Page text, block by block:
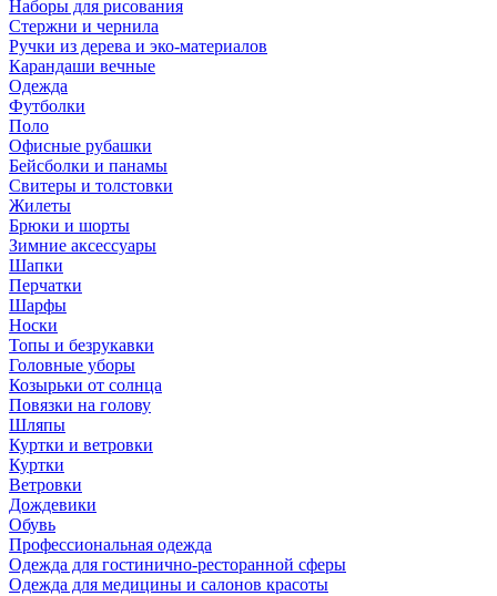
Наборы для рисования
Стержни и чернила
Ручки из дерева и эко-материалов
Карандаши вечные
Одежда
Футболки
Поло
Офисные рубашки
Бейсболки и панамы
Свитеры и толстовки
Жилеты
Брюки и шорты
Зимние аксессуары
Шапки
Перчатки
Шарфы
Носки
Топы и безрукавки
Головные уборы
Козырьки от солнца
Повязки на голову
Шляпы
Куртки и ветровки
Куртки
Ветровки
Дождевики
Обувь
Профессиональная одежда
Одежда для гостинично-ресторанной сферы
Одежда для медицины и салонов красоты